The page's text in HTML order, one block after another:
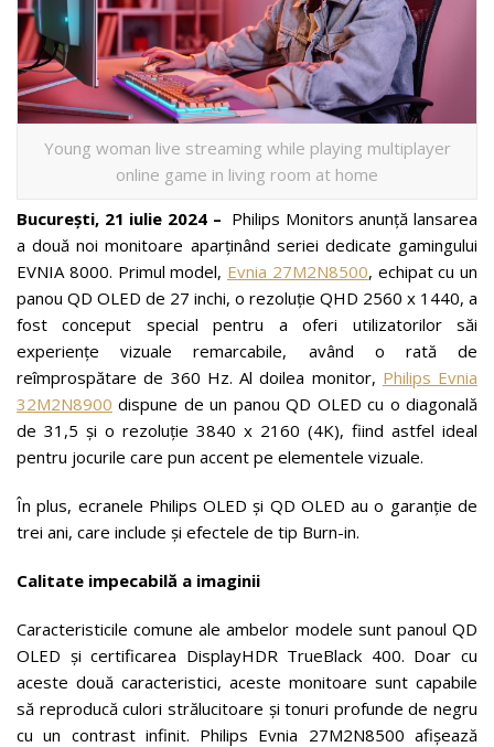
Young woman live streaming while playing multiplayer
online game in living room at home
București, 21 iulie 2024 – Philips Monitors anunță lansarea
a două noi monitoare aparținând seriei dedicate gamingului
EVNIA 8000. Primul model, Evnia 27M2N8500, echipat cu un
panou QD OLED de 27 inchi, o rezoluție QHD 2560 x 1440, a
fost conceput special pentru a oferi utilizatorilor săi
experiențe vizuale remarcabile, având o rată de
reîmprospătare de 360 Hz. Al doilea monitor, Philips Evnia
32M2N8900 dispune de un panou QD OLED cu o diagonală
de 31,5 și o rezoluție 3840 x 2160 (4K), fiind astfel ideal
pentru jocurile care pun accent pe elementele vizuale.
În plus, ecranele Philips OLED și QD OLED au o garanție de
trei ani, care include și efectele de tip Burn-in.
Calitate impecabilă a imaginii
Caracteristicile comune ale ambelor modele sunt panoul QD
OLED și certificarea DisplayHDR TrueBlack 400. Doar cu
aceste două caracteristici, aceste monitoare sunt capabile
să reproducă culori strălucitoare și tonuri profunde de negru
cu un contrast infinit. Philips Evnia 27M2N8500 afișează